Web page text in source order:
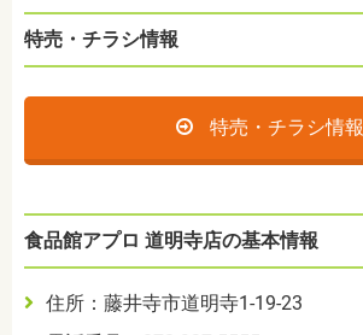
特売・チラシ情報
特売・チラシ情報
食品館アプロ 道明寺店の基本情報
住所：藤井寺市道明寺1-19-23